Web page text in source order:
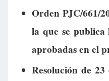
Orden PJC/661/
la que se publica
aprobadas en el
Resolución de